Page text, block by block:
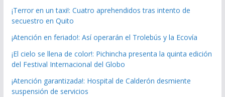
¡Terror en un taxi!: Cuatro aprehendidos tras intento de
secuestro en Quito
¡Atención en feriado!: Así operarán el Trolebús y la Ecovía
¡El cielo se llena de color!: Pichincha presenta la quinta edición
del Festival Internacional del Globo
¡Atención garantizada!: Hospital de Calderón desmiente
suspensión de servicios